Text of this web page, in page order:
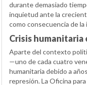
durante demasiado
inquietud ante la
como consecuencia de
Crisis humanitaria
Aparte del contexto
—uno de cada cuatro
humanitaria debido a
represión. La Oficina